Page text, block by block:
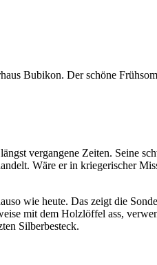
Bubikon. Der schöne
vergangene Zeiten. Seine
Wäre er in kriegerischer
wie heute. Das zeigt die
mit dem Holzlöffel ass,
Silberbesteck.